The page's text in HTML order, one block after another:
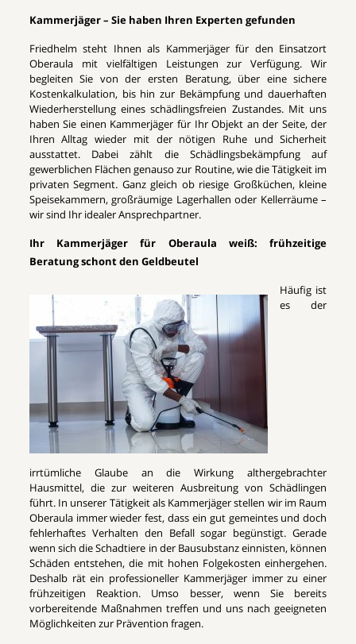
Kammerjäger – Sie haben Ihren Experten gefunden
Friedhelm steht Ihnen als Kammerjäger für den Einsatzort
Oberaula mit vielfältigen Leistungen zur Verfügung. Wir
begleiten Sie von der ersten Beratung, über eine sichere
Kostenkalkulation, bis hin zur Bekämpfung und dauerhaften
Wiederherstellung eines schädlingsfreien Zustandes. Mit uns
haben Sie einen Kammerjäger für Ihr Objekt an der Seite, der
Ihren Alltag wieder mit der nötigen Ruhe und Sicherheit
ausstattet. Dabei zählt die Schädlingsbekämpfung auf
gewerblichen Flächen genauso zur Routine, wie die Tätigkeit im
privaten Segment. Ganz gleich ob riesige Großküchen, kleine
Speisekammern, großräumige Lagerhallen oder Kellerräume –
wir sind Ihr idealer Ansprechpartner.
Ihr Kammerjäger für Oberaula weiß: frühzeitige
Beratung schont den Geldbeutel
Häufig ist
es der
irrtümliche Glaube an die Wirkung althergebrachter
Hausmittel, die zur weiteren Ausbreitung von Schädlingen
führt. In unserer Tätigkeit als Kammerjäger stellen wir im Raum
Oberaula immer wieder fest, dass ein gut gemeintes und doch
fehlerhaftes Verhalten den Befall sogar begünstigt. Gerade
wenn sich die Schadtiere in der Bausubstanz einnisten, können
Schäden entstehen, die mit hohen Folgekosten einhergehen.
Deshalb rät ein professioneller Kammerjäger immer zu einer
frühzeitigen Reaktion. Umso besser, wenn Sie bereits
vorbereitende Maßnahmen treffen und uns nach geeigneten
Möglichkeiten zur Prävention fragen.